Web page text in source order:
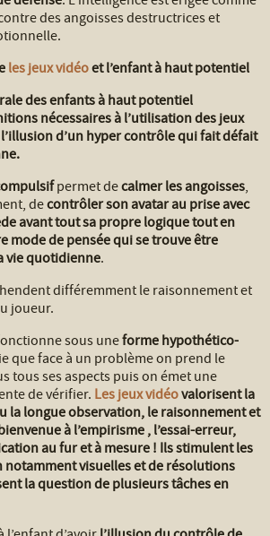
des angoisses destructrices et
les jeux vidéoet l’enfant à haut potentiel
des enfants à haut potentiel
nécessaires à l’utilisation des jeux
d’un hyper contrôle qui fait défait
permet decalmer les angoisses,
decontrôler son avatar au prise avec
avant tout sa propre logique tout en
mode de pensée qui se trouve être
vie quotidienne.
différemment le raisonnement et
joueur.
sous uneforme hypothético-
que face à un problème on prend le
tous ses aspects puis on émet une
de vérifier. Les jeux vidéovalorisent la
la longue observation, le raisonnement et
à l’empirisme , l’essai-erreur,
au fur et à mesure ! Ils stimulent les
notamment visuelles et de résolutions
la question de plusieurs tâches en